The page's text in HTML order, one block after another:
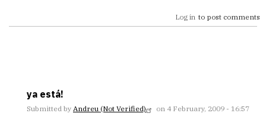
Log in to post comments
ya está!
Submitted by Andreu (not Verified) on 4 February, 2009 - 16:57